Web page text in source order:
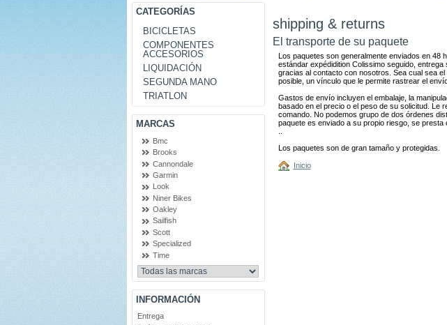
CATEGORÍAS
BICICLETAS
COMPONENTES
ACCESORIOS
LIQUIDACIÓN
SEGUNDA MANO
TRIATLON
MARCAS
Bmc
Brooks
Cannondale
Garmin
Look
Niner Bikes
Oakley
Sailfish
Scott
Specialized
Time
INFORMACIÓN
Entrega
shipping & returns
El transporte de su paquete
Los paquetes son generalmente enviados en
estándar expédidition Colissimo seguido,
gracias al contacto con nosotros.Sea cual sea
posible, un vínculo que le permite rastrear el
Gastos de envío incluyen el embalaje, la
basado en el precio o el peso de su solicitud.Le
comando.No podemos grupo de dos órdenes
paquete es enviado a su propio riesgo, se
Los paquetes son de gran tamaño y protegidas.
Inicio